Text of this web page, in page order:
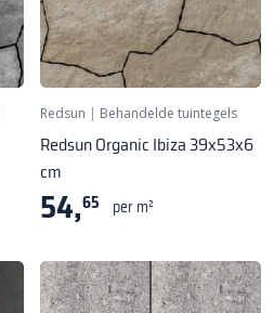
Redsun | Behandelde tuintegels
Redsun Organic Ibiza 39x53x6
cm
54,65 per m²